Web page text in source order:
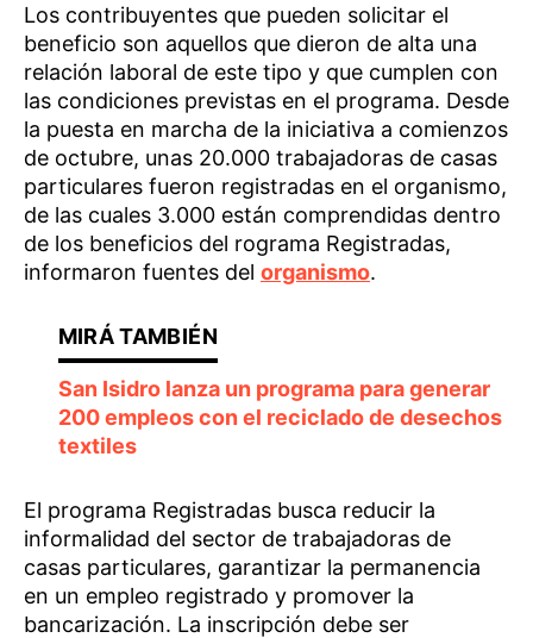
Los contribuyentes que pueden solicitar el
beneficio son aquellos que dieron de alta una
relación laboral de este tipo y que cumplen con
las condiciones previstas en el programa. Desde
la puesta en marcha de la iniciativa a comienzos
de octubre, unas 20.000 trabajadoras de casas
particulares fueron registradas en el organismo,
de las cuales 3.000 están comprendidas dentro
de los beneficios del rograma Registradas,
informaron fuentes del organismo.
San Isidro lanza un programa para generar
200 empleos con el reciclado de desechos
textiles
El programa Registradas busca reducir la
informalidad del sector de trabajadoras de
casas particulares, garantizar la permanencia
en un empleo registrado y promover la
bancarización. La inscripción debe ser